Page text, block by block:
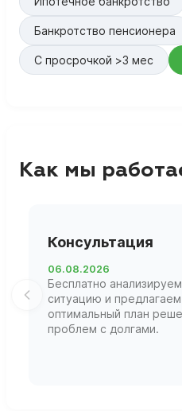
Банкротство пенсионера
С просрочкой >3 мес
Как мы
Консультация
06.08.2026
Бесплатно
ситуацию и предлагаем
оптимальный план
проблем с долгами.